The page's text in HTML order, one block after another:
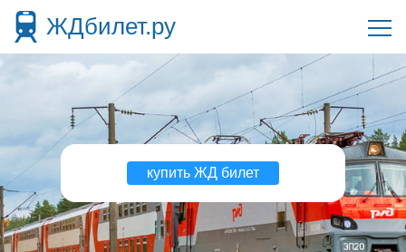
ЖДбилет.ру
купить ЖД билет